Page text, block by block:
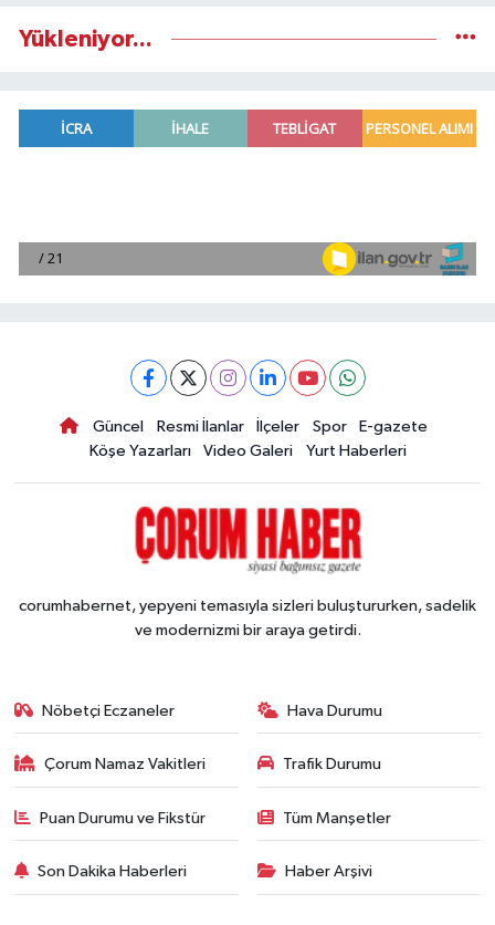
Yükleniyor...
Güncel Resmi İlanlar İlçeler Spor
E-gazete
Köşe Yazarları
Video Galeri Yurt Haberleri
corumhabernet, yepyeni temasıyla sizleri buluştururken, sadelik
ve modernizmi bir araya getirdi.
Nöbetçi Eczaneler Hava Durumu
Çorum Namaz Vakitleri Trafik Durumu
Puan Durumu ve Fikstür Tüm Manşetler
Son Dakika Haberleri Haber Arşivi